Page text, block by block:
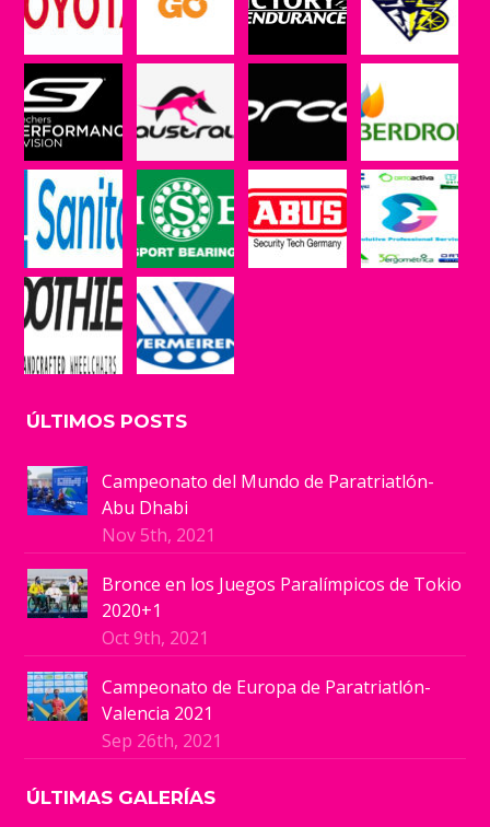
ÚLTIMOS POSTS
Campeonato del Mundo de Paratriatlón-
Abu Dhabi
Nov 5th, 2021
Bronce en los Juegos Paralímpicos de Tokio
2020+1
Oct 9th, 2021
Campeonato de Europa de Paratriatlón-
Valencia 2021
Sep 26th, 2021
ÚLTIMAS GALERÍAS